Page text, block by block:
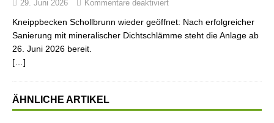
29. Juni 2026 Kommentare deaktiviert
Kneippbecken Schollbrunn wieder geöffnet: Nach erfolgreicher
Sanierung mit mineralischer Dichtschlämme steht die Anlage ab
26. Juni 2026 bereit.
[…]
ÄHNLICHE ARTIKEL